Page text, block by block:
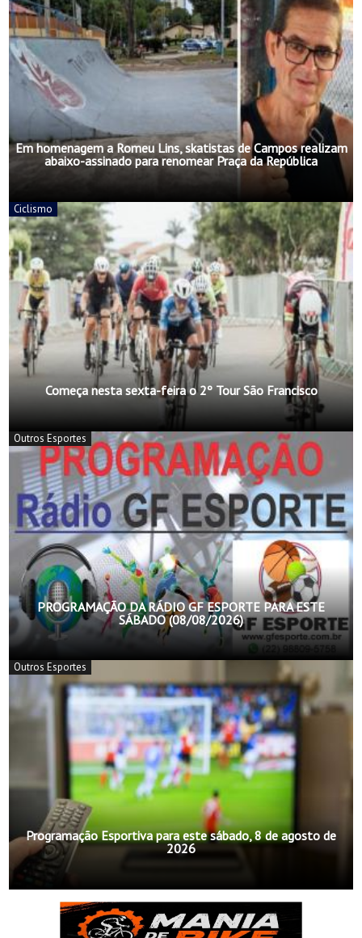
Em homenagem a Romeu Lins, skatistas de Campos realizam
abaixo-assinado para renomear Praça da República
Ciclismo
Começa nesta sexta-feira o 2º Tour São Francisco
Outros Esportes
PROGRAMAÇÃO DA RÁDIO GF ESPORTE PARA ESTE
SÁBADO (08/08/2026)
Outros Esportes
Programação Esportiva para este sábado, 8 de agosto de
2026